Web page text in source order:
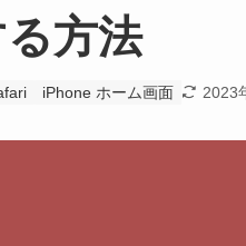
方法
iPhone ホーム画面 2023